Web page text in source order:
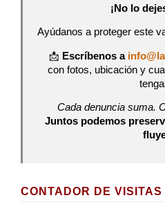
¡No lo
Ayúdanos a proteger este
📩 Escríbenos a
con fotos, ubicación y
Cada denuncia suma.
Juntos podemos
CONTADOR DE VISITAS